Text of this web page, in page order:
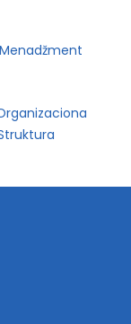
Menadžment